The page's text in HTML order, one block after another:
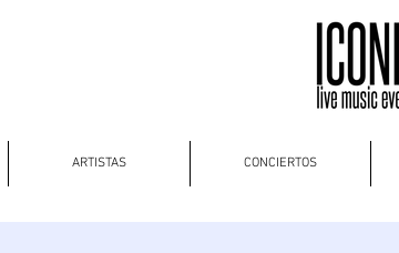
ARTISTAS CONCIERTOS